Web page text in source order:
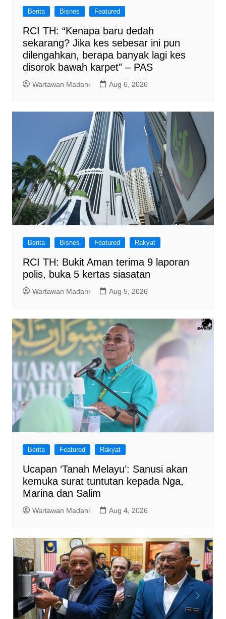
Berita Bisnes Featured
RCI TH: “Kenapa baru dedah
sekarang? Jika kes sebesar ini pun
dilengahkan, berapa banyak lagi kes
disorok bawah karpet” – PAS
Wartawan Madani Aug 6, 2026
Berita Bisnes Featured Rakyat
RCI TH: Bukit Aman terima 9 laporan
polis, buka 5 kertas siasatan
Wartawan Madani Aug 5, 2026
Berita Featured Rakyat
Ucapan ‘Tanah Melayu’: Sanusi akan
kemuka surat tuntutan kepada Nga,
Marina dan Salim
Wartawan Madani Aug 4, 2026